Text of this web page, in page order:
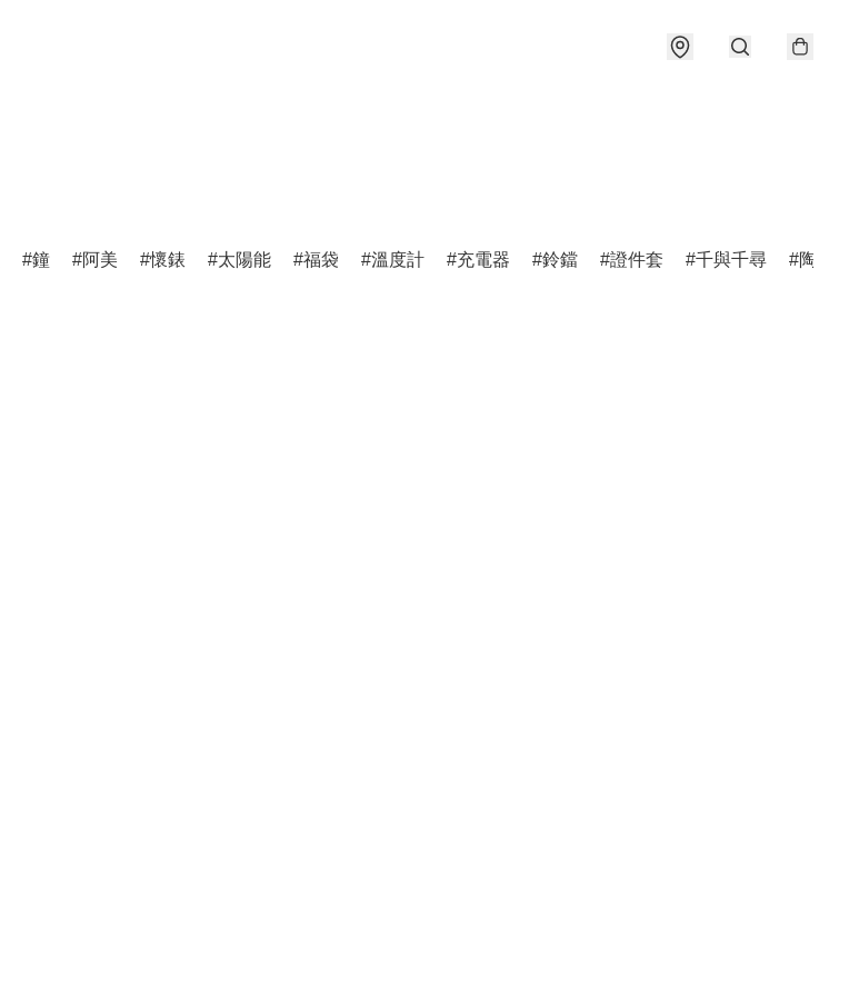
鐘 阿美 懷錶 太陽能 福袋 溫度計 充電器 鈴鐺 證件套 千與千尋 陶瓷